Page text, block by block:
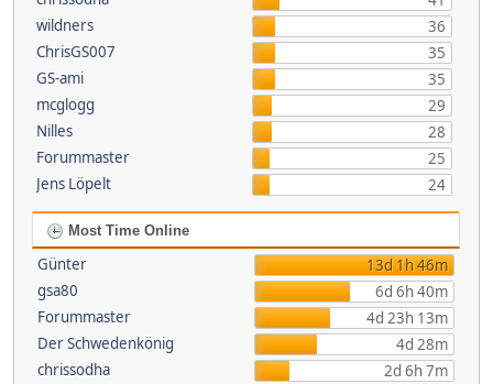
wildners
36
ChrisGS007
35
GS-ami
35
mcglogg
29
Nilles
28
Forummaster
25
Jens Löpelt
24
Most Time Online
Günter
13d 1h 46m
gsa80
6d 6h 40m
Forummaster
4d 23h 13m
Der Schwedenkönig
4d 28m
chrissodha
2d 6h 7m